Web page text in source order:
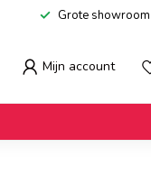
Grote
Mijn account